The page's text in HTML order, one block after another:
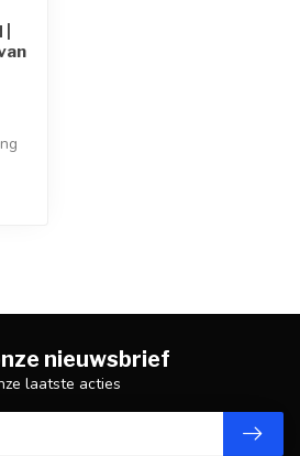
nieuwsbrief
laatste acties